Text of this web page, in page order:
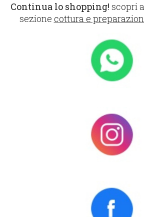
Continua lo shopping! scopri
sezione cottura e